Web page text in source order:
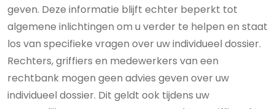
geven. Deze informatie blijft echter beperkt tot
algemene inlichtingen om u verder te helpen en staat
los van specifieke vragen over uw individueel dossier.
Rechters, griffiers en medewerkers van een
rechtbank mogen geen advies geven over uw
individueel dossier. Dit geldt ook tijdens uw